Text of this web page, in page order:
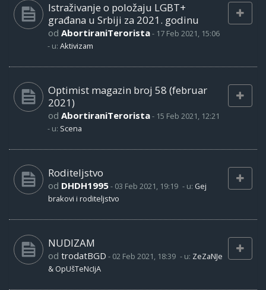
Istraživanje o položaju LGBT+
građana u Srbiji za 2021. godinu
od AbortiraniTerorista- 17 Feb 2021, 15:06
- u: Aktivizam
Optimist magazin broj 58 (februar
2021)
od AbortiraniTerorista- 15 Feb 2021, 12:21
- u: Scena
Roditeljstvo
od DHDH1995- 03 Feb 2021, 19:19 - u: Gej
brakovi i roditeljstvo
NUDIZAM
od trodatBGD - 02 Feb 2021, 18:39 - u: ZeZaNJe
& OpUšTeNcIjA